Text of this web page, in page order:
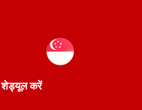
शेड्यूल करें